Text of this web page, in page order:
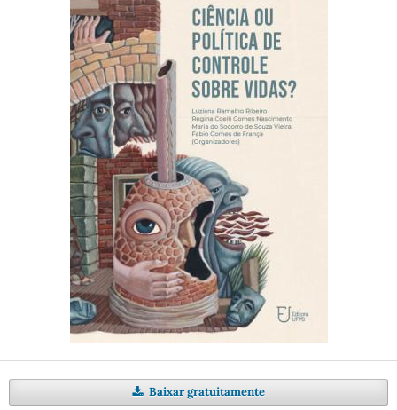
Baixar gratuitamente